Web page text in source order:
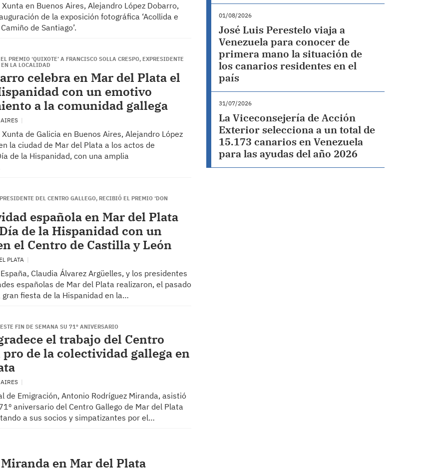
en Buenos Aires, Alejandro López Dobarro,
de la exposición fotográfica ‘Acollida e
de Santiago’.
PREMIO ‘QUIXOTE’ A FRANCISCO SOLLA CRESPO, EXPRESIDENTE
EN LA LOCALIDAD
celebra en Mar del Plata el
con un emotivo
a la comunidad gallega
de Galicia en Buenos Aires, Alejandro López
la ciudad de Mar del Plata a los actos de
de la Hispanidad, con una amplia
DEL CENTRO GALLEGO, RECIBIÓ EL PREMIO ‘DON
española en Mar del Plata
de la Hispanidad con un
el Centro de Castilla y León
PLATA
Claudia Álvarez Argüelles, y los presidentes
españolas de Mar del Plata realizaron, el pasado
fiesta de la Hispanidad en la…
FIN DE SEMANA SU 71º ANIVERSARIO
el trabajo del Centro
pro de la colectividad gallega en
de Emigración, Antonio Rodríguez Miranda, asistió
aniversario del Centro Gallego de Mar del Plata
a sus socios y simpatizantes por el…
en Mar del Plata
01/08/2026
José Luis Perestelo viaja a
Venezuela para conocer de
primera mano la situación de
los canarios residentes en el
país
31/07/2026
La Viceconsejería de Acción
Exterior selecciona a un total de
15.173 canarios en Venezuela
para las ayudas del año 2026